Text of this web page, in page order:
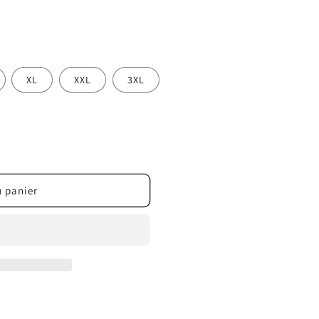
XL XXL 3XL
panier